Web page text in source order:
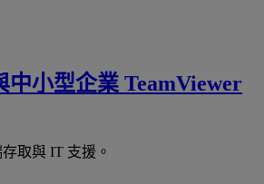
中小型企業 TeamViewer
取與 IT 支援。